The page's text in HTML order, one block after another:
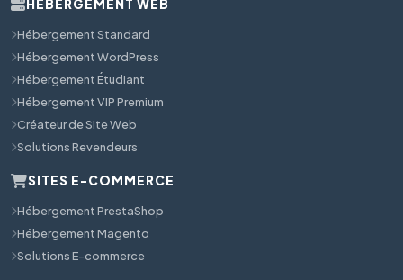
HÉBERGEMENT WEB
Hébergement Standard
Hébergement WordPress
Hébergement Étudiant
Hébergement VIP Premium
Créateur de Site Web
Solutions Revendeurs
SITES E-COMMERCE
Hébergement PrestaShop
Hébergement Magento
Solutions E-commerce